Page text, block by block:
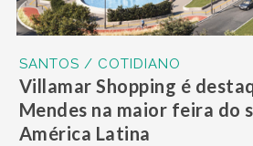
SANTOS / COTIDIANO
Villamar Shopping é
Mendes na maior feira do
América Latina